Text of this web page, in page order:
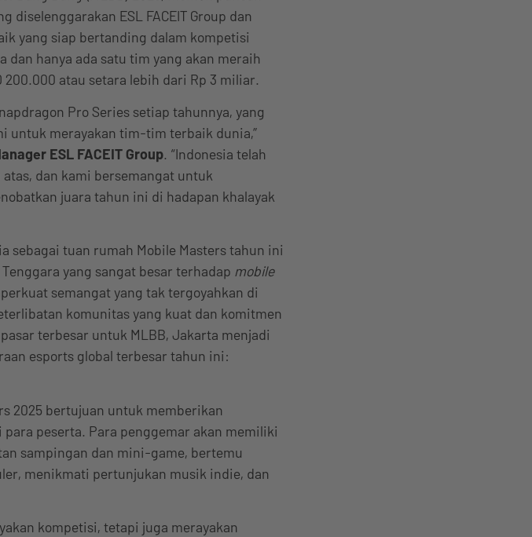
ESL FACEIT Group dan
yang siap bertanding dalam kompetisi
hanya ada satu tim yang akan meraih
atau setara lebih dari Rp 3 miliar.
Pro Series setiap tahunnya, yang
untuk merayakan tim-tim terbaik dunia,”
ESL FACEIT Group. “Indonesia telah
dan kami bersemangat untuk
juara tahun ini di hadapan khalayak
sebagai tuan rumah Mobile Masters tahun ini
yang sangat besar terhadap mobile
semangat yang tak tergoyahkan di
komunitas yang kuat dan komitmen
terbesar untuk MLBB, Jakarta menjadi
esports global terbesar tahun ini:
2025 bertujuan untuk memberikan
peserta. Para penggemar akan memiliki
sampingan dan mini-game, bertemu
menikmati pertunjukan musik indie, dan
kompetisi, tetapi juga merayakan